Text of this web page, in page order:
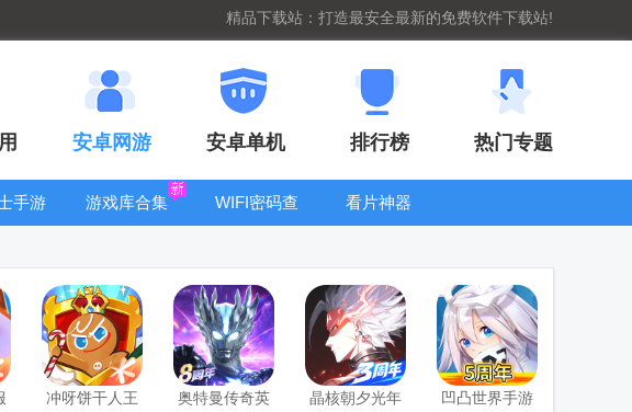
精品下载站：打造最安全最新的免费软件下载站!
安卓网游 安卓单机 排行榜 热门专题
手游
游戏库合集
WIFI密码查
看片神器
全
冲呀饼干人王
奥特曼传奇英
晶核朝夕光年
凹凸世界手游